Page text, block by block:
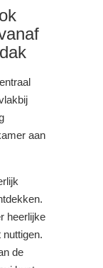
aan
heerlijke
de